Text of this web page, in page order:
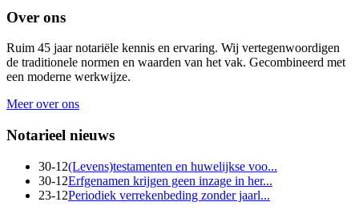
Over ons
Ruim 45 jaar notariële kennis en ervaring. Wij vertegenwoordigen
de traditionele normen en waarden van het vak. Gecombineerd met
een moderne werkwijze.
Meer over ons
Notarieel nieuws
30-12(Levens)testamenten en huwelijkse voo...
30-12Erfgenamen krijgen geen inzage in her...
23-12Periodiek verrekenbeding zonder jaarl...